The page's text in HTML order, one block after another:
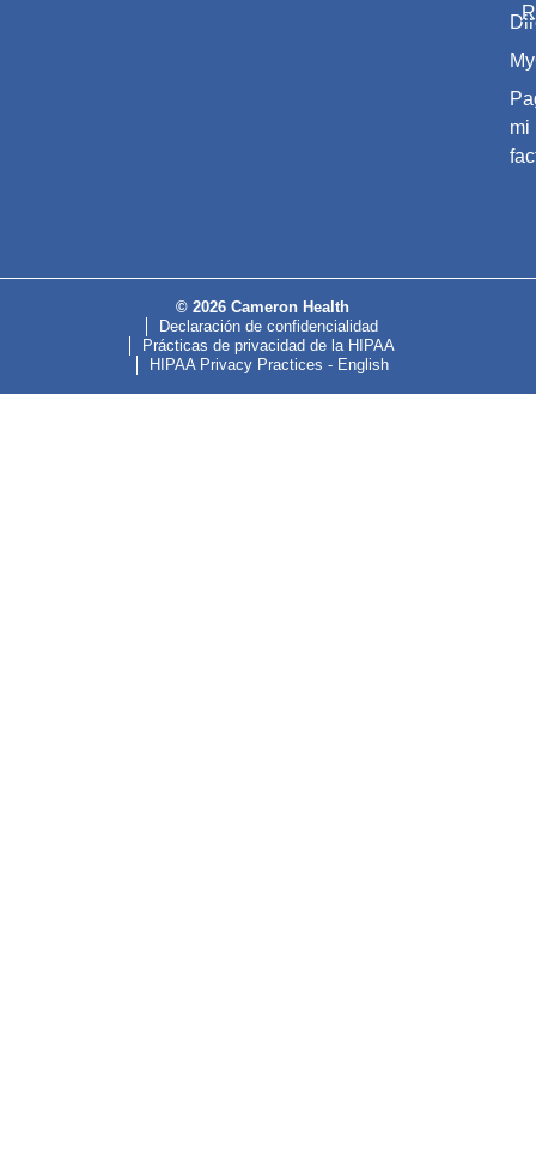
mi
© 2026 Cameron Health
Declaración de confidencialidad
Prácticas de privacidad de la HIPAA
HIPAA Privacy Practices - English